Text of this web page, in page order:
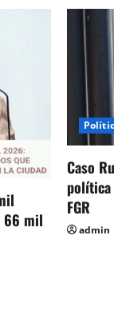
66 mil
Caso
política
FGR
admin